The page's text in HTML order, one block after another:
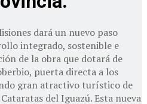
dará un nuevo paso
integrado, sostenible e
de la obra que dotará de
puerta directa a los
gran atractivo turístico de
del Iguazú. Esta nueva